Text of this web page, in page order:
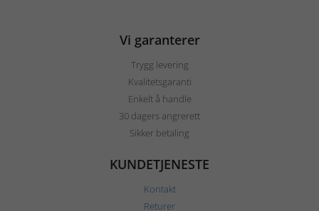
Vi garanterer
Trygg levering
Kvalitetsgaranti
Enkelt å handle
30 dagers angrerett
Sikker betaling
KUNDETJENESTE
Kontakt
Returer